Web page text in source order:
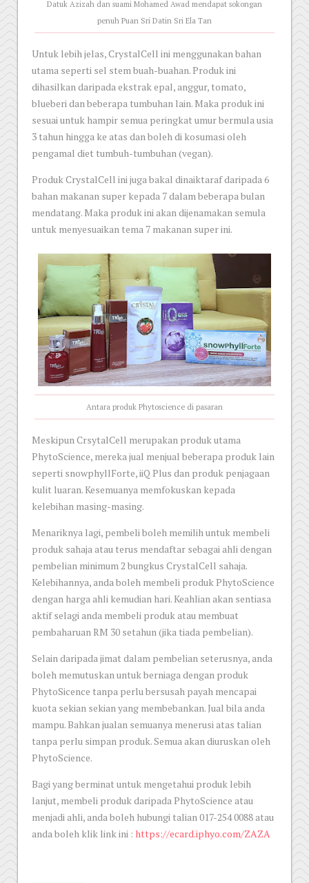
Datuk Azizah dan suami Mohamed Awad mendapat sokongan
penuh Puan Sri Datin Sri Ela Tan
Untuk lebih jelas, CrystalCell ini menggunakan bahan
utama seperti sel stem buah-buahan. Produk ini
dihasilkan daripada ekstrak epal, anggur, tomato,
blueberi dan beberapa tumbuhan lain. Maka produk ini
sesuai untuk hampir semua peringkat umur bermula usia
3 tahun hingga ke atas dan boleh di kosumasi oleh
pengamal diet tumbuh-tumbuhan (vegan).
Produk CrystalCell ini juga bakal dinaiktaraf daripada 6
bahan makanan super kepada 7 dalam beberapa bulan
mendatang. Maka produk ini akan dijenamakan semula
untuk menyesuaikan tema 7 makanan super ini.
Antara produk Phytoscience di pasaran
Meskipun CrsytalCell merupakan produk utama
PhytoScience, mereka jual menjual beberapa produk lain
seperti snowphyllForte, iiQ Plus dan produk penjagaan
kulit luaran. Kesemuanya memfokuskan kepada
kelebihan masing-masing.
Menariknya lagi, pembeli boleh memilih untuk membeli
produk sahaja atau terus mendaftar sebagai ahli dengan
pembelian minimum 2 bungkus CrystalCell sahaja.
Kelebihannya, anda boleh membeli produk PhytoScience
dengan harga ahli kemudian hari. Keahlian akan sentiasa
aktif selagi anda membeli produk atau membuat
pembaharuan RM 30 setahun (jika tiada pembelian).
Selain daripada jimat dalam pembelian seterusnya, anda
boleh memutuskan untuk berniaga dengan produk
PhytoSicence tanpa perlu bersusah payah mencapai
kuota sekian sekian yang membebankan. Jual bila anda
mampu. Bahkan jualan semuanya menerusi atas talian
tanpa perlu simpan produk. Semua akan diuruskan oleh
PhytoScience.
Bagi yang berminat untuk mengetahui produk lebih
lanjut, membeli produk daripada PhytoScience atau
menjadi ahli, anda boleh hubungi talian 017-254 0088 atau
anda boleh klik link ini : https://ecard.iphyo.com/ZAZA